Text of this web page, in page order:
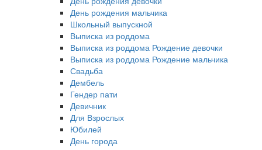
День рождения мальчика
Школьный выпускной
Выписка из роддома
Выписка из роддома Рождение девочки
Выписка из роддома Рождение мальчика
Свадьба
Дембель
Гендер пати
Девичник
Для Взрослых
Юбилей
День города